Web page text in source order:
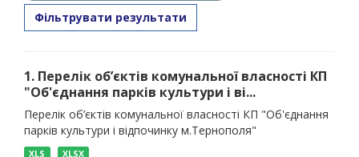
Фільтрувати результати
1. Перелік об’єктів комунальної власності КП
"Об'єднання парків культури і ві...
Перелік об’єктів комунальної власності КП "Об'єднання
парків культури і відпочинку м.Тернополя"
XLS XLSX